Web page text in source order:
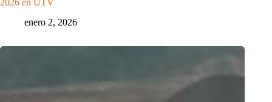
2026 en UTV
enero 2, 2026